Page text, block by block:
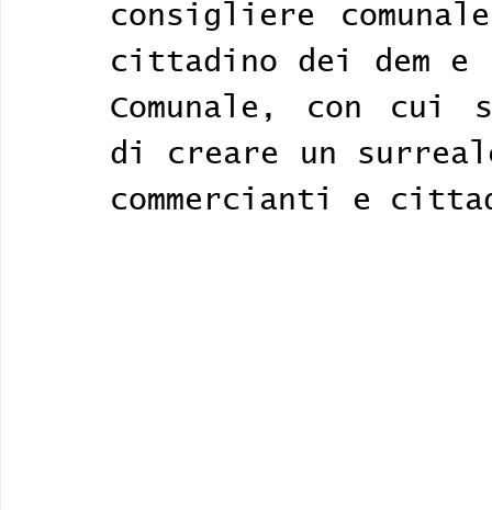
consigliere
cittadino dei dem e
Comunale, con cui
di creare un
commercianti e